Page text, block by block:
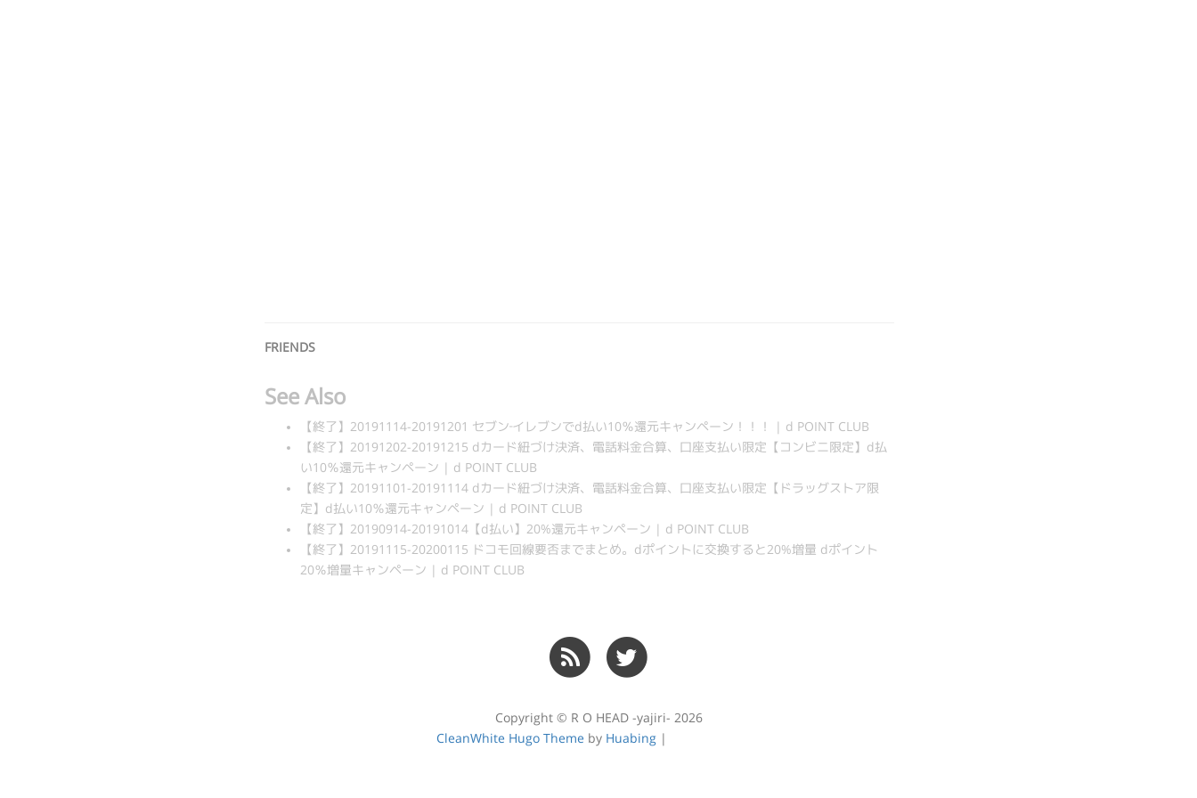
FRIENDS
See Also
【終了】20191114-20191201 セブン‐イレブンでd払い10％還元キャンペーン！！！ | d POINT CLUB
【終了】20191202-20191215 dカード紐づけ決済、電話料金合算、口座支払い限定【コンビニ限定】d払
い10％還元キャンペーン | d POINT CLUB
【終了】20191101-20191114 dカード紐づけ決済、電話料金合算、口座支払い限定【ドラッグストア限
定】d払い10％還元キャンペーン | d POINT CLUB
【終了】20190914-20191014【d払い】20%還元キャンペーン | d POINT CLUB
【終了】20191115-20200115 ドコモ回線要否までまとめ。dポイントに交換すると20%増量 dポイント
20％増量キャンペーン | d POINT CLUB
Copyright © R O HEAD -yajiri- 2026
CleanWhite Hugo Theme by Huabing|